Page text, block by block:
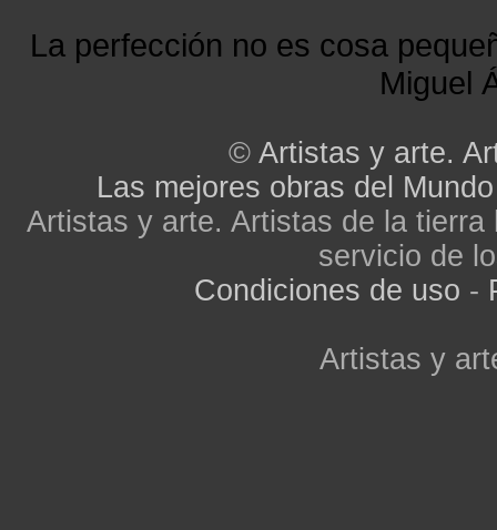
La perfección no es cosa
Miguel
© Artistas y arte.
Las mejores obras del Mundo
Artistas y arte. Artistas de la
servicio de
Condiciones de uso -
Artistas y